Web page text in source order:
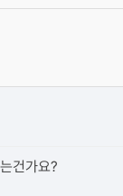
건가요?